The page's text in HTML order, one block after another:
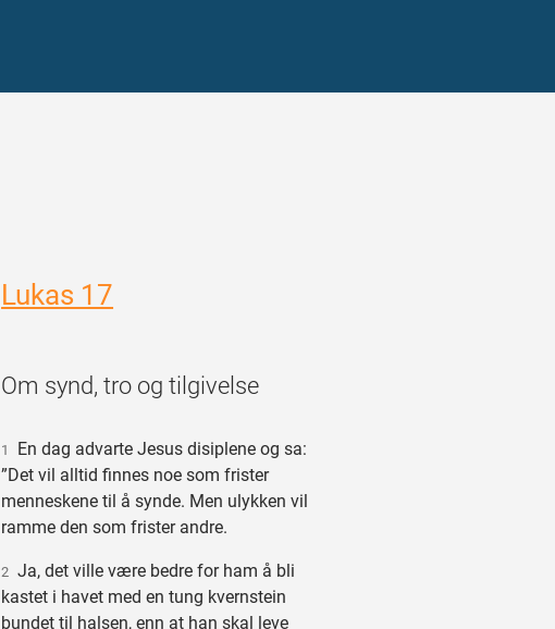
Lukas 17
Om synd, tro og tilgivelse
1
En dag advarte Jesus disiplene og sa:
”Det vil alltid finnes noe som frister
menneskene til å synde. Men ulykken vil
ramme den som frister andre.
2 Ja, det ville være bedre for ham å bli
kastet i havet med en tung kvernstein
bundet til halsen, enn at han skal leve